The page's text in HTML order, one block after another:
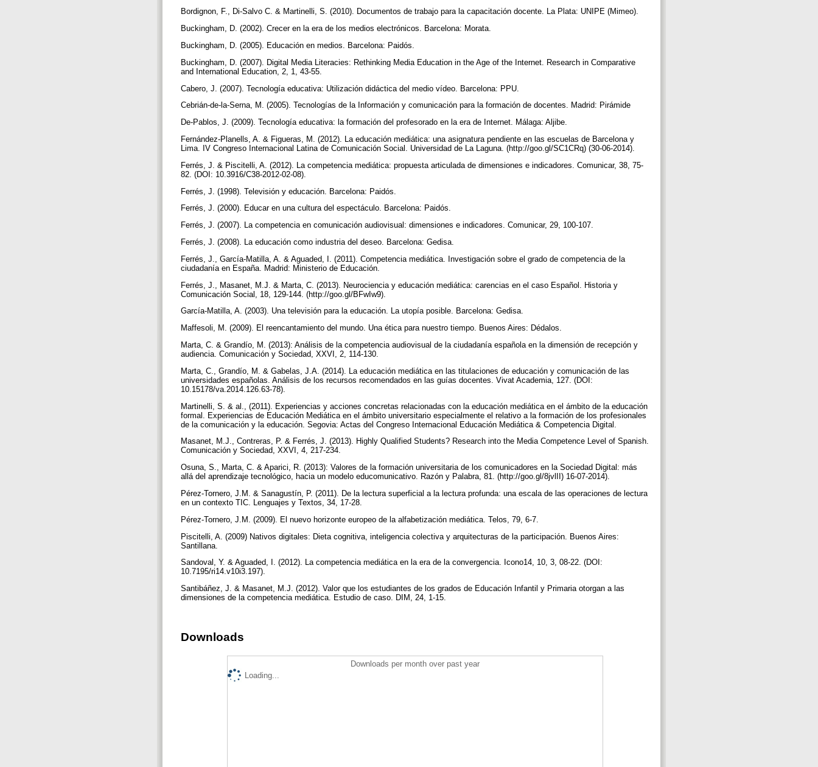
Bordignon, F., Di-Salvo C. & Martinelli, S. (2010). Documentos de trabajo para la capacitación docente. La Plata: UNIPE (Mimeo).
Buckingham, D. (2002). Crecer en la era de los medios electrónicos. Barcelona: Morata.
Buckingham, D. (2005). Educación en medios. Barcelona: Paidós.
Buckingham, D. (2007). Digital Media Literacies: Rethinking Media Education in the Age of the Internet. Research in Comparative
and International Education, 2, 1, 43-55.
Cabero, J. (2007). Tecnología educativa: Utilización didáctica del medio vídeo. Barcelona: PPU.
Cebrián-de-la-Serna, M. (2005). Tecnologías de la Información y comunicación para la formación de docentes. Madrid: Pirámide
De-Pablos, J. (2009). Tecnología educativa: la formación del profesorado en la era de Internet. Málaga: Aljibe.
Fernández-Planells, A. & Figueras, M. (2012). La educación mediática: una asignatura pendiente en las escuelas de Barcelona y
Lima. IV Congreso Internacional Latina de Comunicación Social. Universidad de La Laguna. (http://goo.gl/SC1CRq) (30-06-2014).
Ferrés, J. & Piscitelli, A. (2012). La competencia mediática: propuesta articulada de dimensiones e indicadores. Comunicar, 38, 75-
82. (DOI: 10.3916/C38-2012-02-08).
Ferrés, J. (1998). Televisión y educación. Barcelona: Paidós.
Ferrés, J. (2000). Educar en una cultura del espectáculo. Barcelona: Paidós.
Ferrés, J. (2007). La competencia en comunicación audiovisual: dimensiones e indicadores. Comunicar, 29, 100-107.
Ferrés, J. (2008). La educación como industria del deseo. Barcelona: Gedisa.
Ferrés, J., García-Matilla, A. & Aguaded, I. (2011). Competencia mediática. Investigación sobre el grado de competencia de la
ciudadanía en España. Madrid: Ministerio de Educación.
Ferrés, J., Masanet, M.J. & Marta, C. (2013). Neurociencia y educación mediática: carencias en el caso Español. Historia y
Comunicación Social, 18, 129-144. (http://goo.gl/BFwIw9).
García-Matilla, A. (2003). Una televisión para la educación. La utopía posible. Barcelona: Gedisa.
Maffesoli, M. (2009). El reencantamiento del mundo. Una ética para nuestro tiempo. Buenos Aires: Dédalos.
Marta, C. & Grandío, M. (2013): Análisis de la competencia audiovisual de la ciudadanía española en la dimensión de recepción y
audiencia. Comunicación y Sociedad, XXVI, 2, 114-130.
Marta, C., Grandío, M. & Gabelas, J.A. (2014). La educación mediática en las titulaciones de educación y comunicación de las
universidades españolas. Análisis de los recursos recomendados en las guías docentes. Vivat Academia, 127. (DOI:
10.15178/va.2014.126.63-78).
Martinelli, S. & al., (2011). Experiencias y acciones concretas relacionadas con la educación mediática en el ámbito de la educación
formal. Experiencias de Educación Mediática en el ámbito universitario especialmente el relativo a la formación de los profesionales
de la comunicación y la educación. Segovia: Actas del Congreso Internacional Educación Mediática & Competencia Digital.
Masanet, M.J., Contreras, P. & Ferrés, J. (2013). Highly Qualified Students? Research into the Media Competence Level of Spanish.
Comunicación y Sociedad, XXVI, 4, 217-234.
Osuna, S., Marta, C. & Aparici, R. (2013): Valores de la formación universitaria de los comunicadores en la Sociedad Digital: más
allá del aprendizaje tecnológico, hacia un modelo educomunicativo. Razón y Palabra, 81. (http://goo.gl/8jvlII) 16-07-2014).
Pérez-Tornero, J.M. & Sanagustín, P. (2011). De la lectura superficial a la lectura profunda: una escala de las operaciones de lectura
en un contexto TIC. Lenguajes y Textos, 34, 17-28.
Pérez-Tornero, J.M. (2009). El nuevo horizonte europeo de la alfabetización mediática. Telos, 79, 6-7.
Piscitelli, A. (2009) Nativos digitales: Dieta cognitiva, inteligencia colectiva y arquitecturas de la participación. Buenos Aires:
Santillana.
Sandoval, Y. & Aguaded, I. (2012). La competencia mediática en la era de la convergencia. Icono14, 10, 3, 08-22. (DOI:
10.7195/ri14.v10i3.197).
Santibáñez, J. & Masanet, M.J. (2012). Valor que los estudiantes de los grados de Educación Infantil y Primaria otorgan a las
dimensiones de la competencia mediática. Estudio de caso. DIM, 24, 1-15.
Downloads
Downloads per month over past year
Loading...